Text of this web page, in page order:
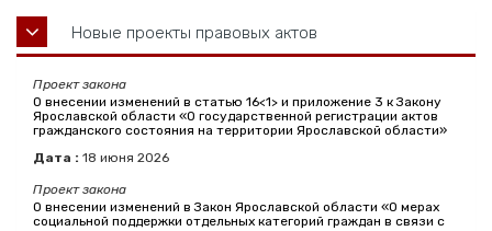
Новые проекты правовых актов
Проект закона
О внесении изменений в статью 16<1> и приложение 3 к Закону
Ярославской области «О государственной регистрации актов
гражданского состояния на территории Ярославской области»
Дата : 18 июня 2026
Проект закона
О внесении изменений в Закон Ярославской области «О мерах
социальной поддержки отдельных категорий граждан в связи с